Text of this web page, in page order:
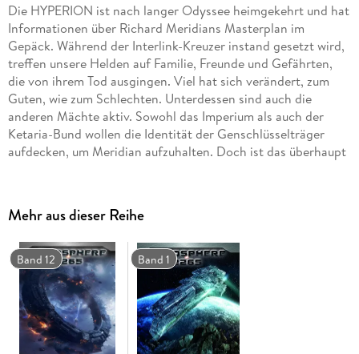
Die HYPERION ist nach langer Odyssee heimgekehrt und hat
Informationen über Richard Meridians Masterplan im
Gepäck. Während der Interlink-Kreuzer instand gesetzt wird,
treffen unsere Helden auf Familie, Freunde und Gefährten,
die von ihrem Tod ausgingen. Viel hat sich verändert, zum
Guten, wie zum Schlechten. Unterdessen sind auch die
anderen Mächte aktiv. Sowohl das Imperium als auch der
Ketaria-Bund wollen die Identität der Genschlüsselträger
aufdecken, um Meridian aufzuhalten. Doch ist das überhaupt
Mehr aus dieser Reihe
Band 12 Band 1